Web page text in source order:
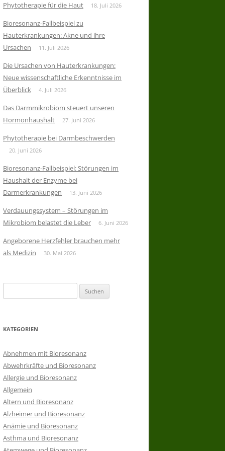
Phytotherapie für die Haut 18. Juli 2026
Bioresonanz-Fallbeispiel zu
Hauterkrankungen: Akne und ihre
Ursachen
11. Juli 2026
Die Ursachen von Hauterkrankungen:
Neue wissenschaftliche Erkenntnisse im
Überblick
4. Juli 2026
Das Darmmikrobiom steuert unseren
Hormonhaushalt
27. Juni 2026
Phytotherapie bei Darmbeschwerden
20. Juni 2026
Bioresonanz-Fallbeispiel: Störungen im
Haushalt der Enzyme bei
Darmerkrankungen
13. Juni 2026
Verdauungssystem – Störungen im
Mikrobiom belastet die Leber
6. Juni 2026
Angeborene Herzfehler brauchen mehr
als Medizin
30. Mai 2026
nach:
KATEGORIEN
Abnehmen mit Bioresonanz
Abwehrkräfte und Bioresonanz
Allergie und Bioresonanz
Allgemein
Altern und Bioresonanz
Alzheimer und Bioresonanz
Anämie und Bioresonanz
Asthma und Bioresonanz